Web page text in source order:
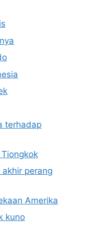
terhadap
perang
Amerika
kuno